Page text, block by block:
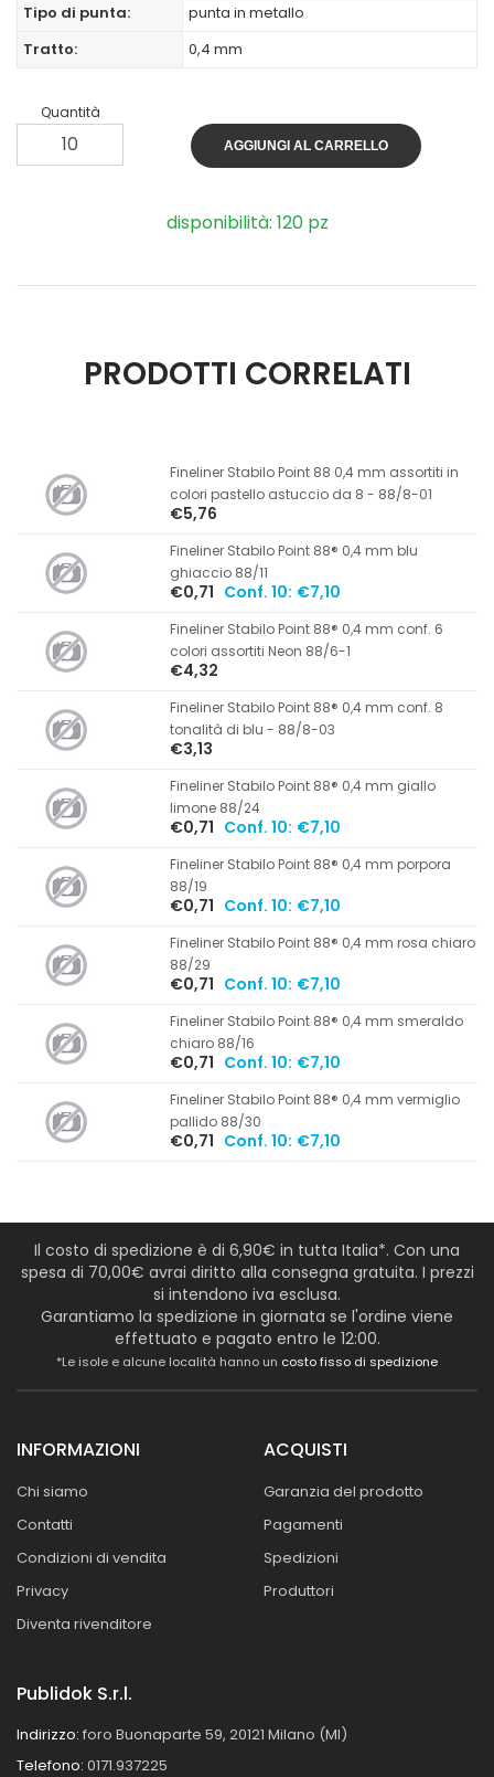
Tipo di punta:
punta in metallo
Tratto:
0,4 mm
Quantità
AGGIUNGI AL CARRELLO
disponibilità: 120 pz
PRODOTTI CORRELATI
Fineliner Stabilo Point 88 0,4 mm assortiti in
colori pastello astuccio da 8 - 88/8-01
€5,76
Fineliner Stabilo Point 88® 0,4 mm blu
ghiaccio 88/11
€0,71 Conf. 10: €7,10
Fineliner Stabilo Point 88® 0,4 mm conf. 6
colori assortiti Neon 88/6-1
€4,32
Fineliner Stabilo Point 88® 0,4 mm conf. 8
tonalità di blu - 88/8-03
€3,13
Fineliner Stabilo Point 88® 0,4 mm giallo
limone 88/24
€0,71 Conf. 10: €7,10
Fineliner Stabilo Point 88® 0,4 mm porpora
88/19
€0,71 Conf. 10: €7,10
Fineliner Stabilo Point 88® 0,4 mm rosa chiaro
88/29
€0,71 Conf. 10: €7,10
Fineliner Stabilo Point 88® 0,4 mm smeraldo
chiaro 88/16
€0,71 Conf. 10: €7,10
Fineliner Stabilo Point 88® 0,4 mm vermiglio
pallido 88/30
€0,71 Conf. 10: €7,10
Il costo di spedizione è di 6,90€ in tutta Italia*. Con una
spesa di 70,00€ avrai diritto alla consegna gratuita. I prezzi
si intendono iva esclusa.
Garantiamo la spedizione in giornata se l'ordine viene
effettuato e pagato entro le 12:00.
*Le isole e alcune località hanno un costo fisso di spedizione
INFORMAZIONI
Chi siamo
Contatti
Condizioni di vendita
Privacy
Diventa rivenditore
ACQUISTI
Garanzia del prodotto
Pagamenti
Spedizioni
Produttori
Publidok S.r.l.
Indirizzo: foro Buonaparte 59, 20121 Milano (MI)
Telefono: 0171.937225